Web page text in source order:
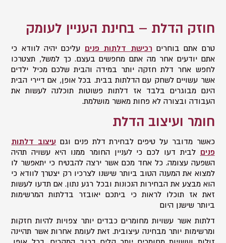
חוזק הדלת – בחינת העניין לעומק
טרם אתם בוחרים רכישת דלתות פנים עליכם יהיה לוודא כי
אתם יודעים אחר מה אתם מחפשים בעצם.כך למשל, תצטרכו
לחפש אחר דלת חזקה יותר במידה והבית שלכם מכיל ילדים
אשר עשויים לשחק עם הדלתות בבית. בכל אופן, אם דיירי הבית
הינם מבוגרים בלבד אז דלתות פשוטות תוכלנה לעשות את
העבודה ובצורה לא פחות מאשר מושלמת.
חומר ועיצוב הדלת
כאשר מדובר על טיפים לבחירת דלת פנים וגם עיצוב דלתות
פנים לבית דעו לכם כי לעניין החומר ממנו היא עשויה תהיה
השפעה עצומה. כל אחד מכם אשר ירצה להבטיח כי יתאפשר לו
למצוא את המענה הטוב ביותר שישנו לצרכיו רק יצטרך לוודא כי
הוא מבצע את הבחירות הנכונות ובכל רגע נתון. אם תדעו לעשות
זאת אז תוכלו לראות כי ביתכם יאובזר בדלתות המרשימות
ביותר שישנן היום
דלתות אשר עשויות מחומרים כבדים יותר צפויות להיות חזקות
ומרשימות יותר מבחינה עיצובית. זאת לעומת אחרות אשר תהיינה